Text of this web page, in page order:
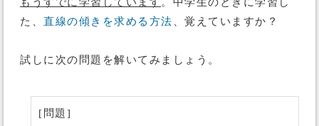
た、 直線の傾きを求める方法 、覚えていますか？
試しに次の問題を解いてみましょう。
[問題]